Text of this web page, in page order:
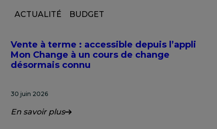
ACTUALITÉ BUDGET
Vente à terme : accessible depuis l’appli
Mon Change à un cours de change
désormais connu
30 juin 2026
En savoir plus